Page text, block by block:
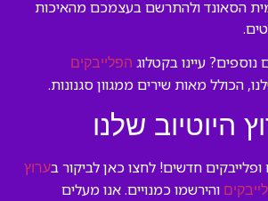
הסאונד ולהתרשם בעצמכם מהאיכות
נוספים? עיינו בקטלוג הפלייבקים
הכולל מאות שירים ממגוון סגנונות.
היוטיוב שלנו
חדשים! לחצו כאן לביקור בערוץ
והירשמו כמנויים. אנו מעלים